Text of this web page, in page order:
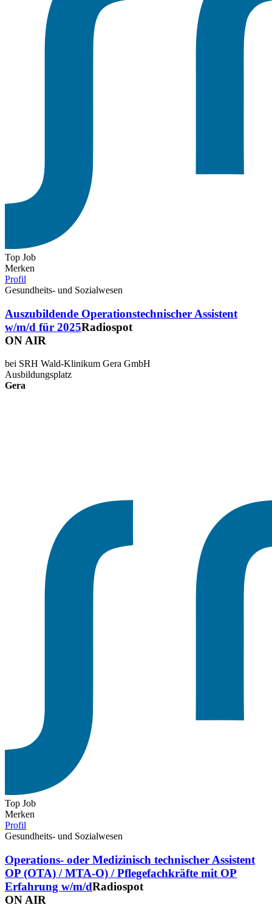
Top Job
Merken
Profil
Gesundheits- und Sozialwesen
Auszubildende Operationstechnischer Assistent
w/m/d für 2025Radiospot
ON AIR
bei SRH Wald-Klinikum Gera GmbH
Ausbildungsplatz
Gera
Top Job
Merken
Profil
Gesundheits- und Sozialwesen
Operations- oder Medizinisch technischer Assistent
OP (OTA) / MTA-O) / Pflegefachkräfte mit OP
Erfahrung w/m/dRadiospot
ON AIR